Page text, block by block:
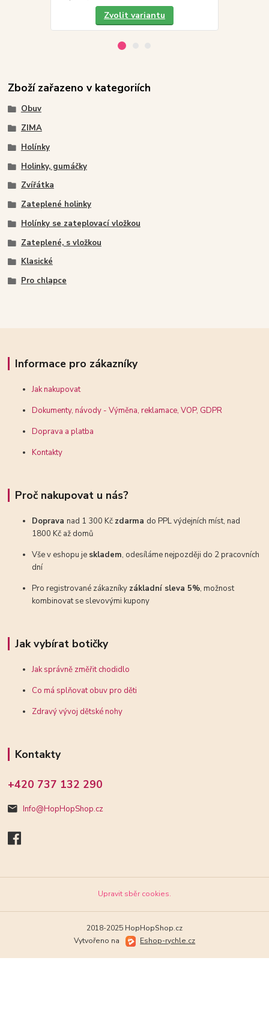
Zvolit variantu
Zboží zařazeno v kategoriích
Obuv
ZIMA
Holínky
Holinky, gumáčky
Zvířátka
Zateplené holinky
Holínky se zateplovací vložkou
Zateplené, s vložkou
Klasické
Pro chlapce
Informace pro zákazníky
Jak nakupovat
Dokumenty, návody - Výměna, reklamace, VOP, GDPR
Doprava a platba
Kontakty
Proč nakupovat u nás?
Dopravanad 1 300 Kč zdarma do PPL výdejních míst, nad
1800 Kč až domů
Vše v eshopu je skladem, odesíláme nejpozději do 2 pracovních
dní
Pro registrované zákazníky základní sleva 5%, možnost
kombinovat se slevovými kupony
Jak vybírat botičky
Jak správně změřit chodidlo
Co má splňovat obuv pro děti
Zdravý vývoj dětské nohy
Kontakty
+420 737 132 290
Info@HopHopShop.cz
Upravit sběr cookies.
2018-2025 HopHopShop.cz
Vytvořeno na
Eshop-rychle.cz